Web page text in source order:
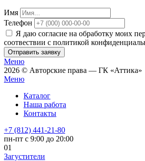
Имя
Телефон
Я даю согласие на обработку моих
соотвествии с политикой
Отправить заявку
Меню
2026 © Авторские права — ГК «Аттика»
Меню
Каталог
Наша работа
Контакты
+7 (812) 441-21-80
пн-пт с 9:00 до 20:00
01
Загустители